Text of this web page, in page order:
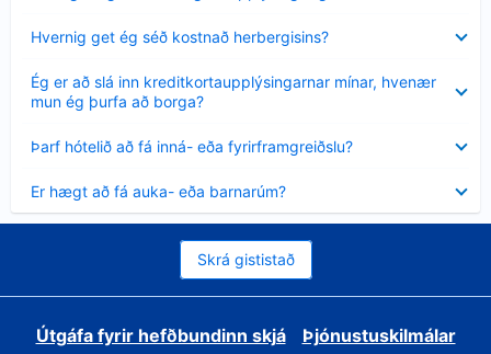
Hvernig get ég séð kostnað herbergisins?
sýnt
Ég er að slá inn kreditkortaupplýsingarnar mínar, hvenær
mun ég þurfa að borga?
Minna
sýnt
Þarf hótelið að fá inná- eða fyrirframgreiðslu?
sýnt
Er hægt að fá auka- eða barnarúm?
sýnt
Skrá gististað
Útgáfa fyrir hefðbundinn skjá
Þjónustuskilmálar